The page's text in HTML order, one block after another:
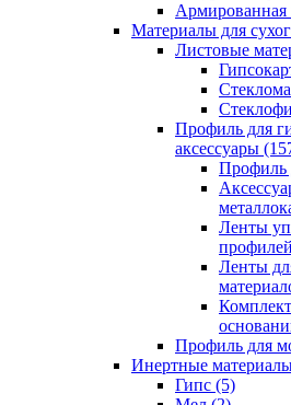
Армированная
Материалы для
Листовые
Профиль для
аксессуары
Профиль
Ленты
Ленты
Профиль для
Инертные
Гипс (5)